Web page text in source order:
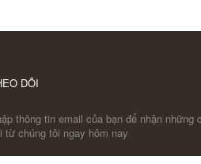
DÕI
thông tin email của bạn để nhận những
từ chúng tôi ngay hôm nay